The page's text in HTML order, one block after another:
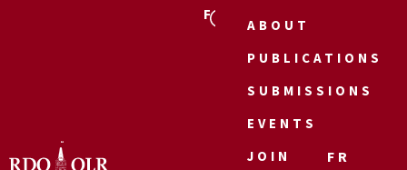
FR
ABOUT
PUBLICATIONS
SUBMISSIONS
EVENTS
JOIN
FR